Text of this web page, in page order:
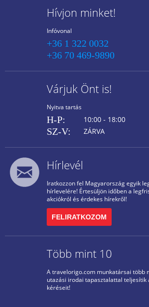
Hívjon minket!
Infóvonal
+36 1 322 0032
+36 70 469-9890
Várjuk Önt is!
Nyitva tartás
H-P: 10:00 - 18:00
SZ-V: ZÁRVA
Hírlevél
Iratkozzon fel Magyarország egyik
hírlevelére! Értesüljön időben a
akciókról és érdekes hírekről!
FELIRATKOZOM
Több mint 10
A travelorigo.com munkatársai több
utazási irodai tapasztalattal teljesítik
kéréseit!